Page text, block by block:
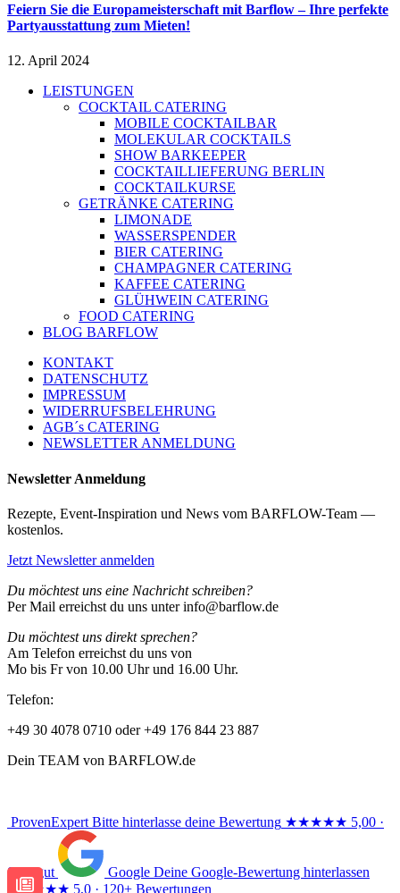
Feiern Sie die Europameisterschaft mit Barflow – Ihre perfekte
Partyausstattung zum Mieten!
12. April 2024
LEISTUNGEN
COCKTAIL CATERING
MOBILE COCKTAILBAR
MOLEKULAR COCKTAILS
SHOW BARKEEPER
COCKTAILLIEFERUNG BERLIN
COCKTAILKURSE
GETRÄNKE CATERING
LIMONADE
WASSERSPENDER
BIER CATERING
CHAMPAGNER CATERING
KAFFEE CATERING
GLÜHWEIN CATERING
FOOD CATERING
BLOG BARFLOW
KONTAKT
DATENSCHUTZ
IMPRESSUM
WIDERRUFSBELEHRUNG
AGB´s CATERING
NEWSLETTER ANMELDUNG
Newsletter Anmeldung
Rezepte, Event-Inspiration und News vom BARFLOW-Team —
kostenlos.
Jetzt Newsletter anmelden
Du möchtest uns eine Nachricht schreiben?
Per Mail erreichst du uns unter info@barflow.de
Du möchtest uns direkt sprechen?
Am Telefon erreichst du uns von
Mo bis Fr von 10.00 Uhr und 16.00 Uhr.
Telefon:
+49 30 4078 0710 oder +49 176 844 23 887
Dein TEAM von BARFLOW.de
ProvenExpert Bitte hinterlasse deine Bewertung ★★★★★ 5,00 ·
Sehr gut Google Deine Google-Bewertung hinterlassen
★★★★★ 5,0 · 120+ Bewertungen